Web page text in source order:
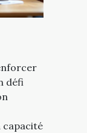
défi
capacité